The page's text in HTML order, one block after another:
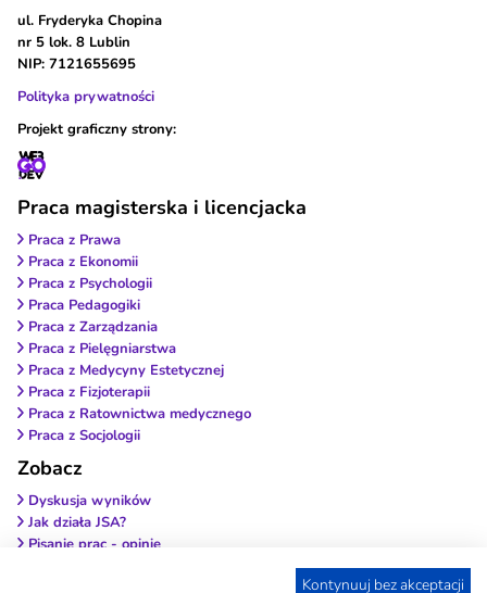
ul. Fryderyka Chopina
nr 5 lok. 8 Lublin
NIP: 7121655695
Polityka prywatności
Projekt graficzny strony:
Praca magisterska i licencjacka
Praca z Prawa
Praca z Ekonomii
Praca z Psychologii
Praca Pedagogiki
Praca z Zarządzania
Praca z Pielęgniarstwa
Praca z Medycyny Estetycznej
Praca z Fizjoterapii
Praca z Ratownictwa medycznego
Praca z Socjologii
Zobacz
Dyskusja wyników
Jak działa JSA?
Pisanie prac - opinie
Kontynuuj bez akceptacji